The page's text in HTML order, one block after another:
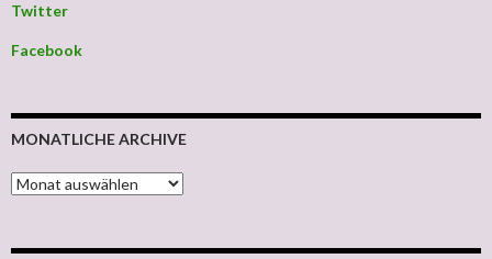
Twitter
Facebook
MONATLICHE ARCHIVE
MONATLICHE ARCHIVE